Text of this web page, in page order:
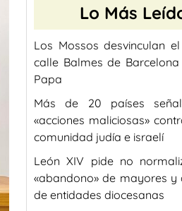
Lo Más
Los Mossos desvinculan
calle Balmes de
Papa
Más de 20 países
«acciones maliciosas»
comunidad judía e israelí
León XIV pide no
«abandono» de mayores
de entidades diocesanas